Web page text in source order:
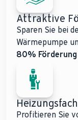
Attraktive
Sparen Sie bei
Wärmepumpe
80% Förderung
Profitieren Sie